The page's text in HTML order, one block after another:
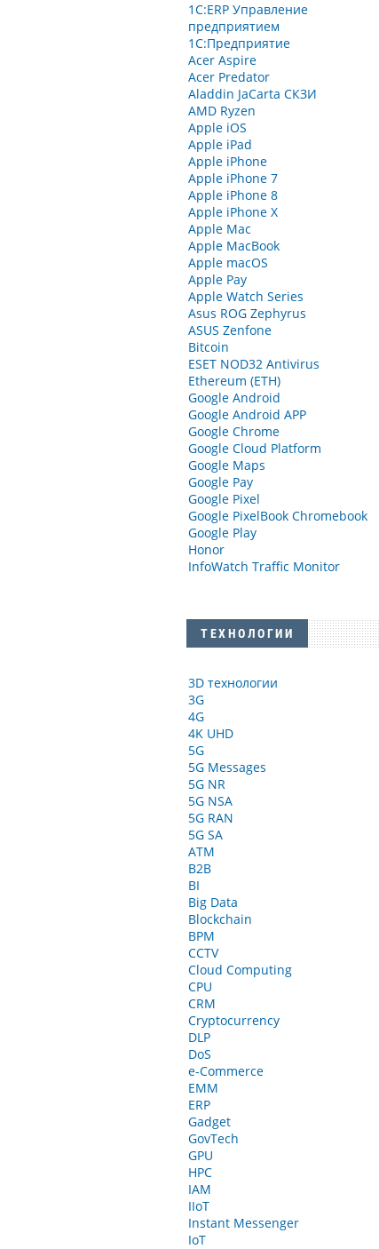
1С:ERP Управление
предприятием
1С:Предприятие
Acer Aspire
Acer Predator
Aladdin JaCarta СКЗИ
AMD Ryzen
Apple iOS
Apple iPad
Apple iPhone
Apple iPhone 7
Apple iPhone 8
Apple iPhone X
Apple Mac
Apple MacBook
Apple macOS
Apple Pay
Apple Watch Series
Asus ROG Zephyrus
ASUS Zenfone
Bitcoin
ESET NOD32 Antivirus
Ethereum (ETH)
Google Android
Google Android APP
Google Chrome
Google Cloud Platform
Google Maps
Google Pay
Google Pixel
Google PixelBook Chromebook
Google Play
Honor
InfoWatch Traffic Monitor
ТЕХНОЛОГИИ
3D технологии
3G
4G
4K UHD
5G
5G Messages
5G NR
5G NSA
5G RAN
5G SA
ATM
B2B
BI
Big Data
Blockchain
BPM
CCTV
Cloud Computing
CPU
CRM
Cryptocurrency
DLP
DoS
e-Commerce
EMM
ERP
Gadget
GovTech
GPU
HPC
IAM
IIoT
Instant Messenger
IoT